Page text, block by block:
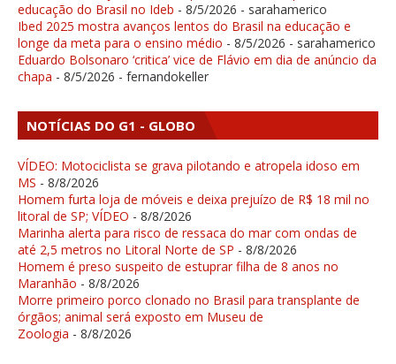
educação do Brasil no Ideb - 8/5/2026 - sarahamerico
Ibed 2025 mostra avanços lentos do Brasil na educação e
longe da meta para o ensino médio - 8/5/2026 - sarahamerico
Eduardo Bolsonaro ‘critica’ vice de Flávio em dia de anúncio da
chapa - 8/5/2026 - fernandokeller
NOTÍCIAS DO G1 - GLOBO
VÍDEO: Motociclista se grava pilotando e atropela idoso em
MS - 8/8/2026
Homem furta loja de móveis e deixa prejuízo de R$ 18 mil no
litoral de SP; VÍDEO - 8/8/2026
Marinha alerta para risco de ressaca do mar com ondas de
até 2,5 metros no Litoral Norte de SP - 8/8/2026
Homem é preso suspeito de estuprar filha de 8 anos no
Maranhão - 8/8/2026
Morre primeiro porco clonado no Brasil para transplante de
órgãos; animal será exposto em Museu de
Zoologia - 8/8/2026